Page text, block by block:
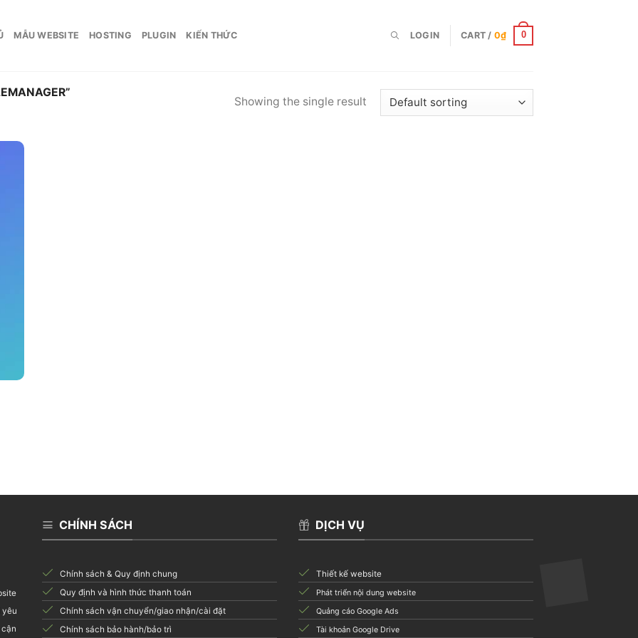
MẪU WEBSITE HOSTING PLUGIN KIẾN THỨC LOGIN CART / 0₫ 0
Showing the single result
yêu
CHÍNH SÁCH
Chính sách & Quy định chung
Quy định và hình thức thanh toán
Chính sách vận chuyển/giao nhận/cài đặt
Chính sách bảo hành/bảo trì
DỊCH VỤ
Thiết kế website
Phát triển nội dung website
Quảng cáo Google Ads
Tài khoản Google Drive